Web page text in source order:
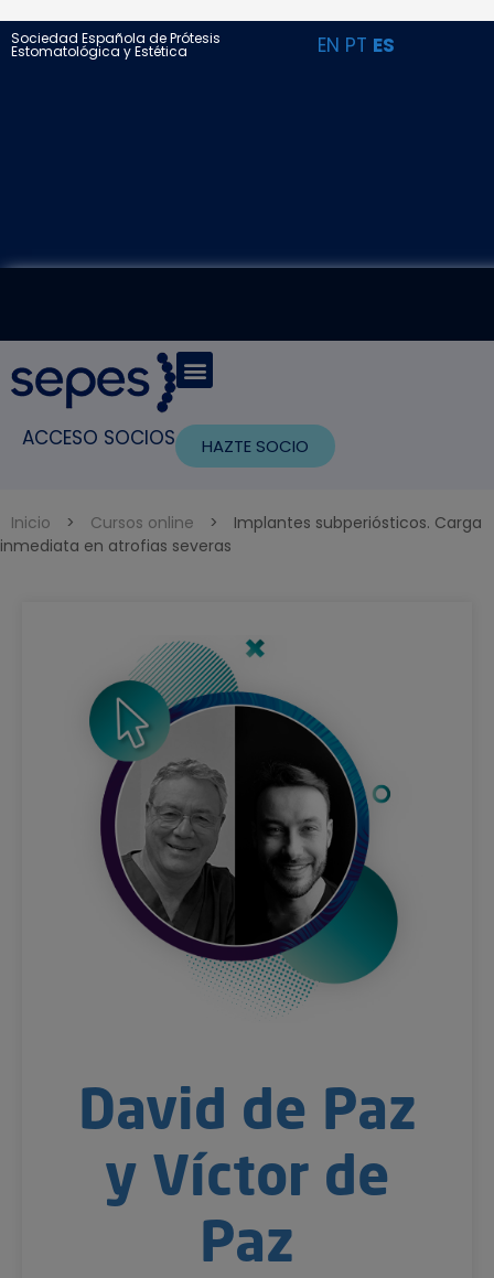
Sociedad Española de Prótesis
Estomatológica y Estética EN PT ES
ACCESO SOCIOS HAZTE SOCIO
Inicio > Cursos online >
Implantes subperiósticos. Carga
inmediata en atrofias severas
David de Paz
y Víctor de
Paz